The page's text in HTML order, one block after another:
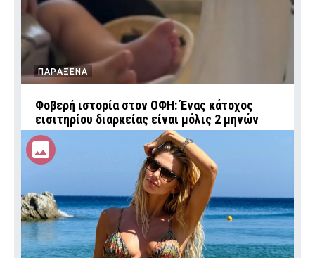
ΠΑΡΑΞΕΝΑ
Φοβερή ιστορία στον ΟΦΗ: Ένας κάτοχος
εισιτηρίου διαρκείας είναι μόλις 2 μηνών